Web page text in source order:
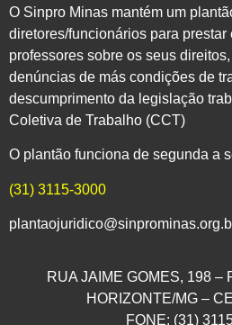
O Sinpro Minas mantém um
diretores/funcionários para
professores sobre os seus
denúncias de más condições de
descumprimento da legislação
Coletiva de Trabalho (CCT)
O plantão funciona de segunda a
(31) 3115-3000
RUA JAIME GOMES, 198 –
HORIZONTE/MG –
FONE: (31)